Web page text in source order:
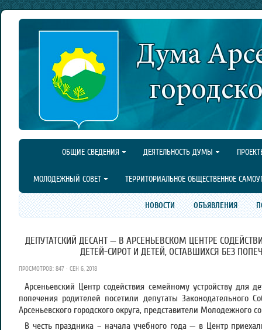
ОБЩИЕ СВЕДЕНИЯ ДЕЯТЕЛЬНОСТЬ ДУМЫ
МОЛОДЕЖНЫЙ СОВЕТ ТЕРРИТОРИАЛЬНОЕ ОБЩЕСТВЕННОЕ
НОВОСТИ ОБЪЯВЛЕНИЯ
ДЕПУТАТСКИЙ ДЕСАНТ — В АРСЕНЬЕВСКОМ ЦЕНТРЕ
ДЕТЕЙ-СИРОТ И ДЕТЕЙ, ОСТАВШИХСЯ БЕЗ
ПРОСМОТРОВ: 847 · СЕН 6, 2018
Арсеньевский Центр содействия семейному устройству для
попечения родителей посетили депутаты Законодательного
Арсеньевского городского округа, представители Молодежного
В честь праздника – начала учебного года — в Центр